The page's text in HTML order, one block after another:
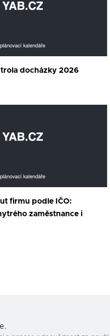
docházky 2026
firmu podle IČO:
zaměstnance i